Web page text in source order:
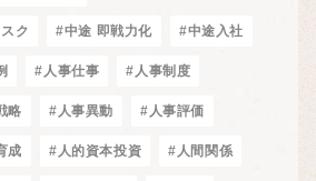
ク #中途 即戦力化 #中途入社
#人事仕事 #人事制度
略 #人事異動 #人事評価
成 #人的資本投資 #人間関係